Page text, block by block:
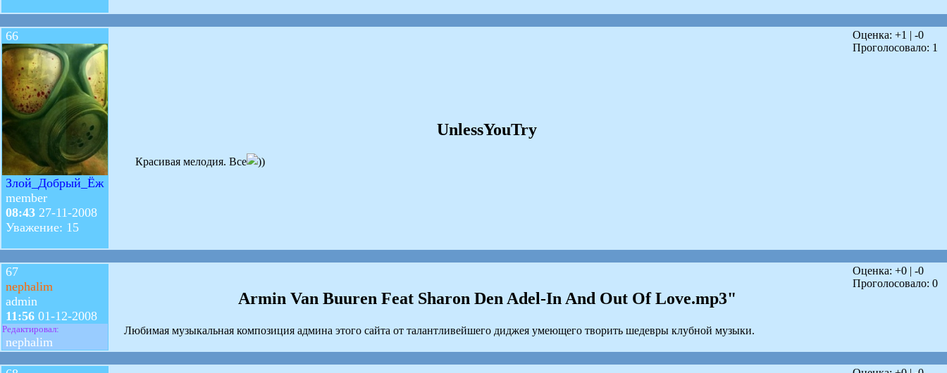
66
Злой_Добрый_Ёж
member
08:43 27-11-2008
Уважение: 15
UnlessYouTry
Красивая мелодия. Все
Оценка: +1 | -0
Проголосовало: 1
67
nephalim
admin
11:56 01-12-2008
Редактировал:
nephalim
Armin Van Buuren Feat Sharon Den Adel-In And Out Of Love.mp3"
Любимая музыкальная композиция админа этого сайта от талантливейшего диджея умеющего творить шедевры клубной музыки.
Оценка: +0 | -0
Проголосовало: 0